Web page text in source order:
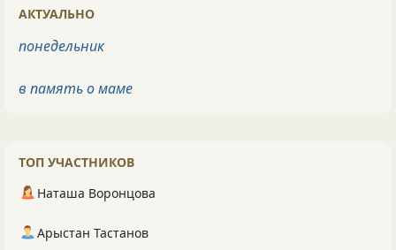
АКТУАЛЬНО
понедельник
в память о маме
ТОП УЧАСТНИКОВ
Наташа Воронцова
Арыстан Тастанов